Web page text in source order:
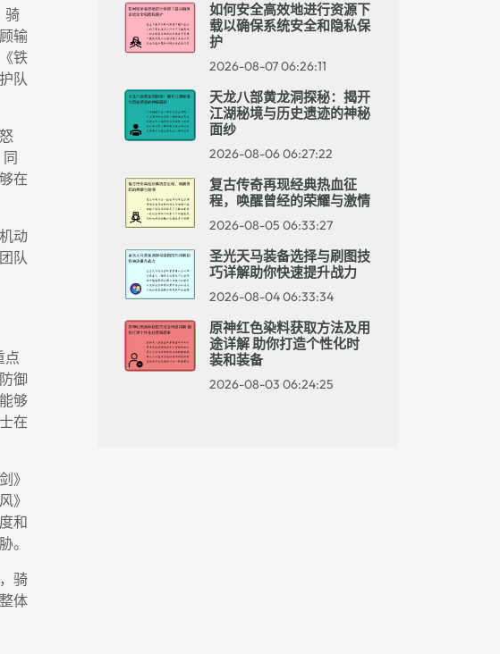
骑
输
铁
队
在
动
队
点
御
够
在
》
》
和
。
骑
体
如何安全高效地进行资源下
载以确保系统安全和隐私保
护
2026-08-07 06:26:11
天龙八部黄龙洞探秘：揭开
江湖秘境与历史遗迹的神秘
面纱
2026-08-06 06:27:22
复古传奇再现经典热血征
程，唤醒曾经的荣耀与激情
2026-08-05 06:33:27
圣光天马装备选择与刷图技
巧详解助你快速提升战力
2026-08-04 06:33:34
原神红色染料获取方法及用
途详解 助你打造个性化时
装和装备
2026-08-03 06:24:25